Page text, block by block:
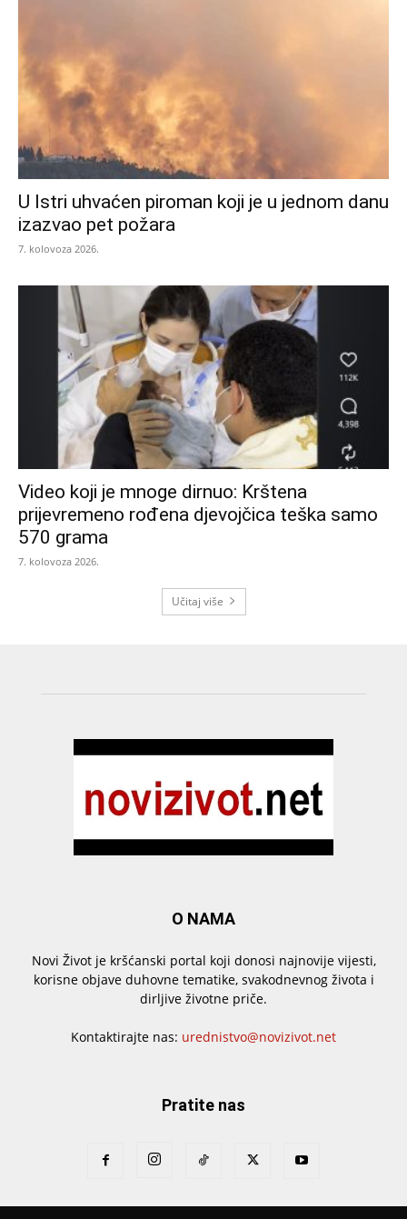
U Istri uhvaćen piroman koji je u jednom danu
izazvao pet požara
7. kolovoza 2026.
Video koji je mnoge dirnuo: Krštena
prijevremeno rođena djevojčica teška samo
570 grama
7. kolovoza 2026.
Učitaj više
O NAMA
Novi Život je kršćanski portal koji donosi najnovije vijesti,
korisne objave duhovne tematike, svakodnevnog života i
dirljive životne priče.
Kontaktirajte nas: urednistvo@novizivot.net
Pratite nas